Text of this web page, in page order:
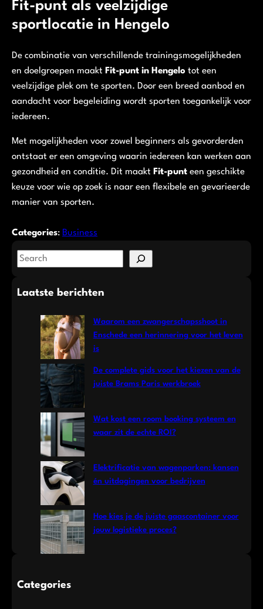
Fit-punt als veelzijdige
sportlocatie in Hengelo
De combinatie van verschillende trainingsmogelijkheden
en doelgroepen maakt Fit-punt in Hengelo tot een
veelzijdige plek om te sporten. Door een breed aanbod en
aandacht voor begeleiding wordt sporten toegankelijk voor
iedereen.
Met mogelijkheden voor zowel beginners als gevorderden
ontstaat er een omgeving waarin iedereen kan werken aan
gezondheid en conditie. Dit maakt Fit-punt een geschikte
keuze voor wie op zoek is naar een flexibele en gevarieerde
manier van sporten.
Categories: Business
S
aLaatste berichten
Waarom een zwangerschapsshoot in
Enschede een herinnering voor het leven
is
De complete gids voor het kiezen van de
juiste Brams Paris werkbroek
Wat kost een room booking systeem en
waar zit de echte ROI?
Elektrificatie van wagenparken: kansen
én uitdagingen voor bedrijven
Hoe kies je de juiste gaascontainer voor
jouw logistieke proces?
Categories